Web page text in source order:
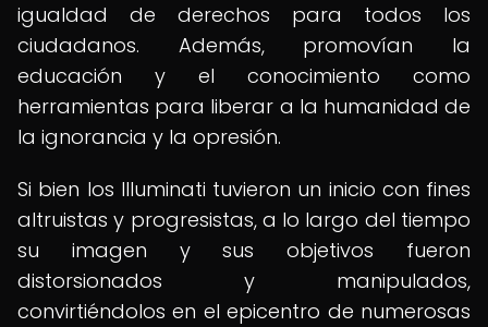
igualdad de derechos para todos los
ciudadanos. Además, promovían la
educación y el conocimiento como
herramientas para liberar a la humanidad de
la ignorancia y la opresión.
Si bien los Illuminati tuvieron un inicio con fines
altruistas y progresistas, a lo largo del tiempo
su imagen y sus objetivos fueron
distorsionados y manipulados,
convirtiéndolos en el epicentro de numerosas